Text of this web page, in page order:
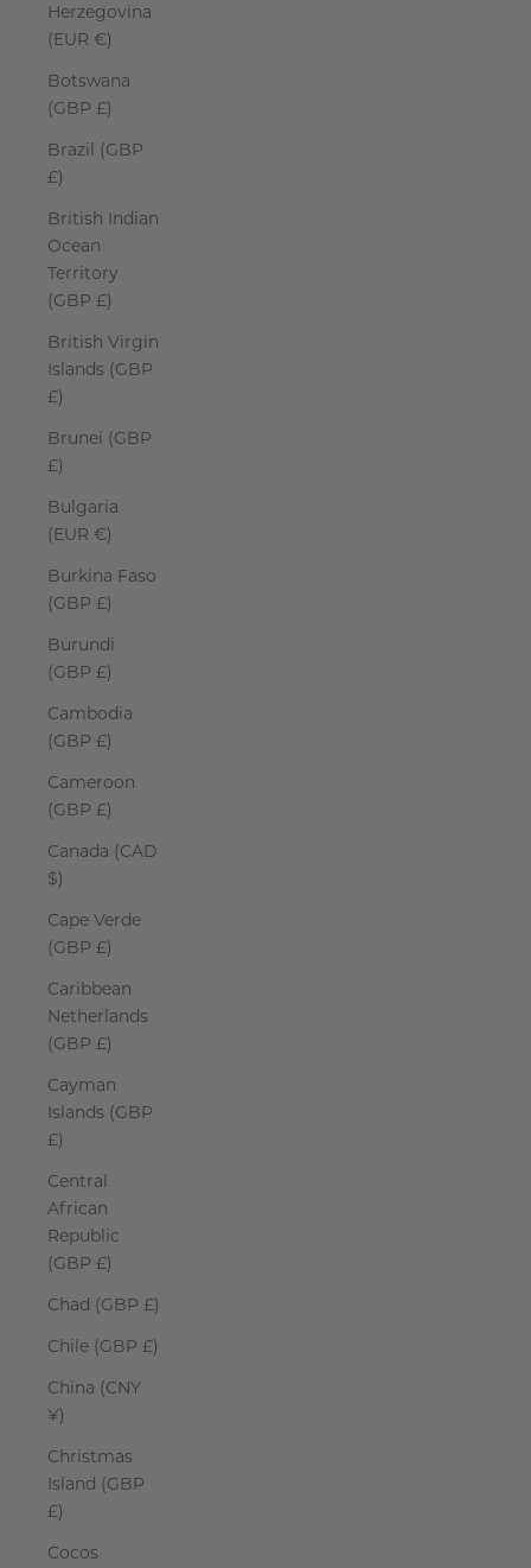
Herzegovina
(EUR €)
Botswana
(GBP £)
Brazil (GBP
£)
British Indian
Ocean
Territory
(GBP £)
British Virgin
Islands (GBP
£)
Brunei (GBP
£)
Bulgaria
(EUR €)
Burkina Faso
(GBP £)
Burundi
(GBP £)
Cambodia
(GBP £)
Cameroon
(GBP £)
Canada (CAD
$)
Cape Verde
(GBP £)
Caribbean
Netherlands
(GBP £)
Cayman
Islands (GBP
£)
Central
African
Republic
(GBP £)
Chad (GBP £)
Chile (GBP £)
China (CNY
¥)
Christmas
Island (GBP
£)
Cocos